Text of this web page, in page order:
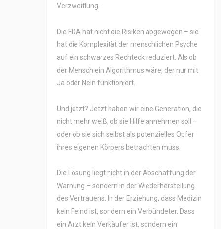
Verzweiflung.
Die FDA hat nicht die Risiken abgewogen – sie
hat die Komplexität der menschlichen Psyche
auf ein schwarzes Rechteck reduziert. Als ob
der Mensch ein Algorithmus wäre, der nur mit
Ja oder Nein funktioniert.
Und jetzt? Jetzt haben wir eine Generation, die
nicht mehr weiß, ob sie Hilfe annehmen soll –
oder ob sie sich selbst als potenzielles Opfer
ihres eigenen Körpers betrachten muss.
Die Lösung liegt nicht in der Abschaffung der
Warnung – sondern in der Wiederherstellung
des Vertrauens. In der Erziehung, dass Medizin
kein Feind ist, sondern ein Verbündeter. Dass
ein Arzt kein Verkäufer ist, sondern ein